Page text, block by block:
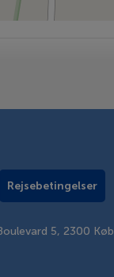
Rejsebetingelser
5, 2300